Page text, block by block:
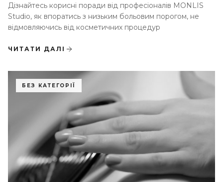
Дізнайтесь корисні поради від професіоналів MONLIS
Studio, як впоратись з низьким больовим порогом, не
відмовляючись від косметичних процедур
ЧИТАТИ ДАЛІ
БЕЗ КАТЕГОРІЇ